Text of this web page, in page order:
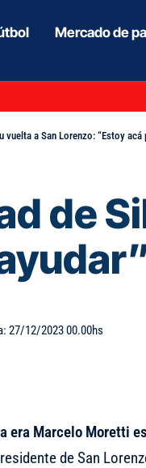
Mercado de
vuelta a San Lorenzo: “Estoy acá
de
27/12/2023 00.00hs
era Marcelo Moretti
de San